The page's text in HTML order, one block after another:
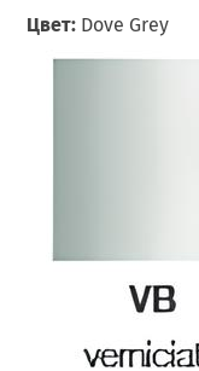
Цвет: Dove Grey